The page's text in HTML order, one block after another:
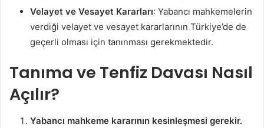
Velayet ve Vesayet Kararları: Yabancı mahkemelerin
verdiği velayet ve vesayet kararlarının Türkiye’de de
geçerli olması için tanınması gerekmektedir.
Tanıma ve Tenfiz Davası Nasıl
Açılır?
Yabancı mahkeme kararının kesinleşmesi gerekir.